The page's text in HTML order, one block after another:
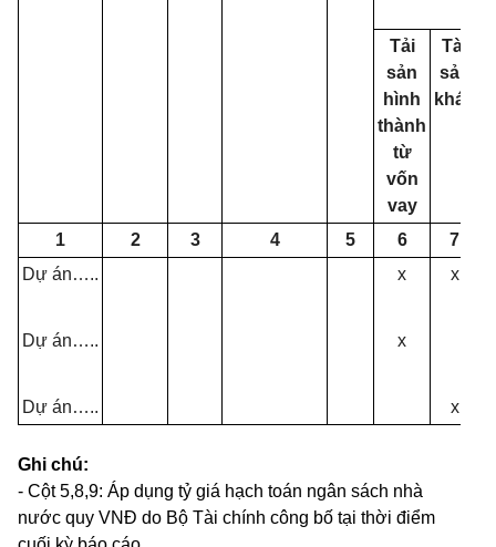
Tải
sản
hình
thành
từ
vốn
vay
Tài
sản
khác
1 2 3 4 5 6
7
Dự án….. x x
Dự án….. x
Dự án….. x
Ghi chú:
- Cột 5,8,9: Áp dụng tỷ giá hạch toán ngân sách nhà
nước quy VNĐ do Bộ Tài chính công bố tại thời điểm